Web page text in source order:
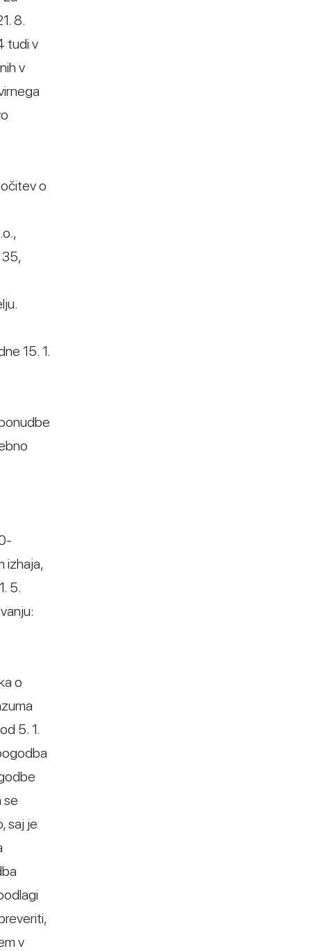
8.
tudi v
v
o
35,
15. 1.
izhaja,
5.
o
5. 1.
se
saj je
v